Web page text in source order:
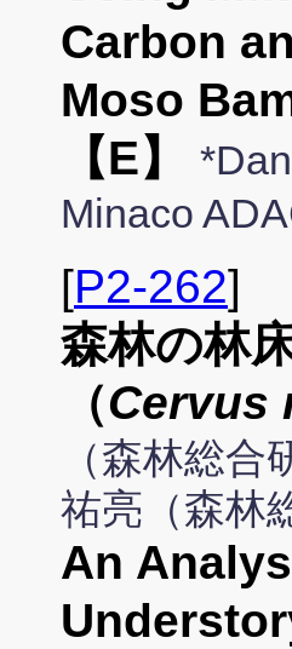
Carbon
Moso
【E】
Minaco
[P2-262]
森林の林
（Cervus
（森林総
祐亮（森林
An